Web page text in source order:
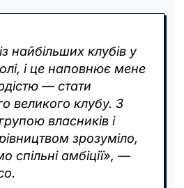
найбільших клубів у
і це наповнює мене
— стати
великого клубу. З
власників і
зрозуміло,
спільні амбіції», —